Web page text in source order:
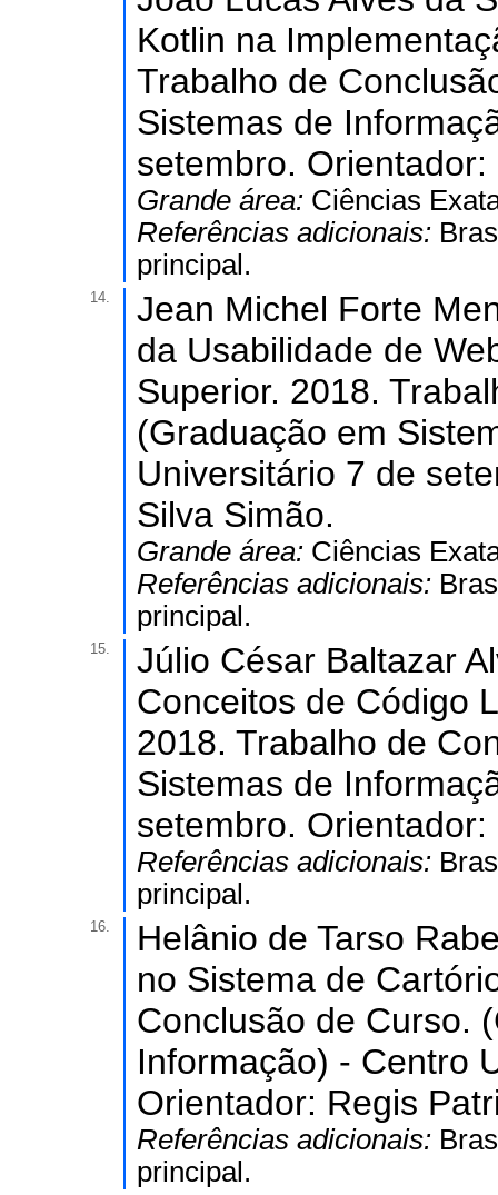
Kotlin na
Trabalho de
Sistemas de
setembro.
Grande área: Ciências
Referências adicionais:
principal.
14.
Jean Michel Forte
da Usabilidade de
Superior. 2018.
(Graduação em
Universitário 7 de
Silva Simão.
Grande área: Ciências
Referências adicionais:
principal.
15.
Júlio César Baltazar
Conceitos de Código
2018. Trabalho de
Sistemas de
setembro.
Referências adicionais:
principal.
16.
Helânio de Tarso
no Sistema de
Conclusão de Curso.
Informação) - Centro
Orientador: Regis
Referências adicionais:
principal.